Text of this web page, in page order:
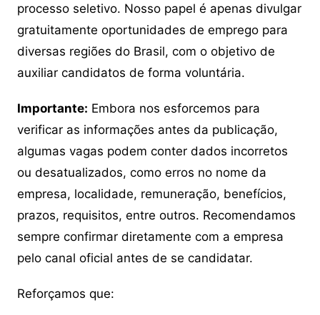
processo seletivo. Nosso papel é apenas divulgar
gratuitamente oportunidades de emprego para
diversas regiões do Brasil, com o objetivo de
auxiliar candidatos de forma voluntária.
Importante: Embora nos esforcemos para
verificar as informações antes da publicação,
algumas vagas podem conter dados incorretos
ou desatualizados, como erros no nome da
empresa, localidade, remuneração, benefícios,
prazos, requisitos, entre outros. Recomendamos
sempre confirmar diretamente com a empresa
pelo canal oficial antes de se candidatar.
Reforçamos que: